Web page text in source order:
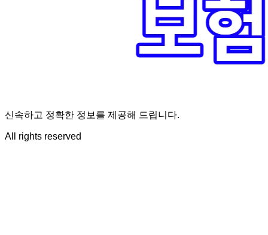
신속하고 정확한 정보를 제공해 드립니다.
All rights reserved